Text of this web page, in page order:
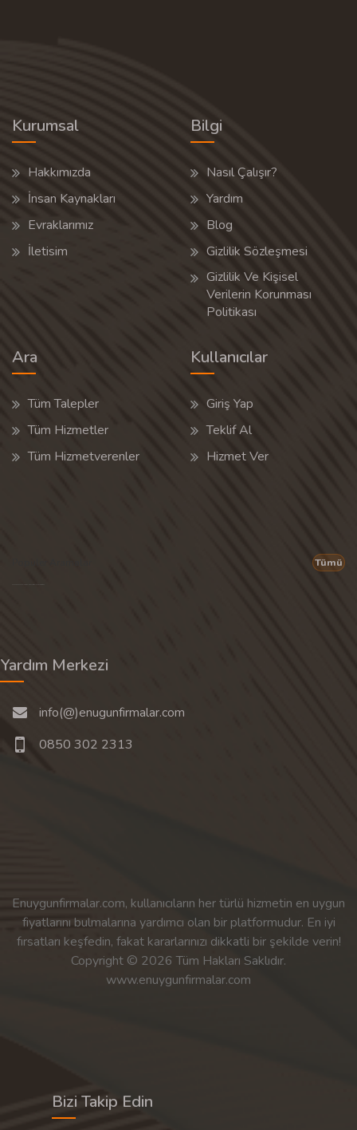
Kurumsal
Hakkımızda
İnsan Kaynakları
Evraklarımız
İletisim
Bilgi
Nasıl Çalışır?
Yardım
Blog
Gizlilik Sözleşmesi
Gizlilik Ve Kişisel
Verilerin Korunması
Politikası
Ara
Tüm Talepler
Tüm Hizmetler
Tüm Hizmetverenler
Kullanıcılar
Giriş Yap
Teklif Al
Hizmet Ver
Tümü
Yardım Merkezi
info(@)enugunfirmalar.com
0850 302 2313
Enuygunfirmalar.com, kullanıcıların her türlü hizmetin en uygun
fiyatlarını bulmalarına yardımcı olan bir platformudur. En iyi
fırsatları keşfedin, fakat kararlarınızı dikkatli bir şekilde verin!
Copyright © 2026 Tüm Hakları Saklıdır.
www.enuygunfirmalar.com
Bizi Takip Edin